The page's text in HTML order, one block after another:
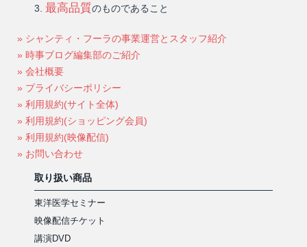
最高品質のものであること
» シャンティ・フーラの事業運営とスタッフ紹介
» 時事ブログ編集部のご紹介
» 会社概要
» プライバシーポリシー
» 利用規約(サイト全体)
» 利用規約(ショッピング会員)
» 利用規約(映像配信)
» お問い合わせ
取り扱い商品
東洋医学セミナー
映像配信チケット
講演DVD